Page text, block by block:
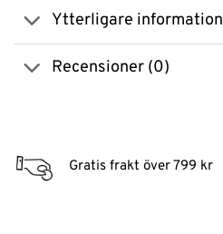
Ytterligare information
Recensioner (0)
Gratis frakt över 799 kr